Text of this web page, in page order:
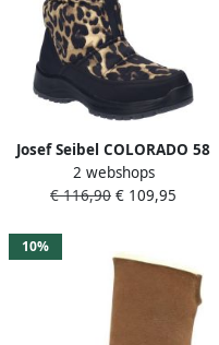
Josef Seibel COLORADO 58
WandellaarzenDames
laarzen Bruin
2 webshops
€ 116,90 € 109,95
10%